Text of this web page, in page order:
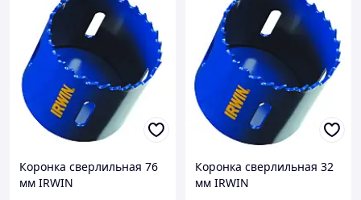
Коронка сверлильная 76
мм IRWIN
Коронка сверлильная 32
мм IRWIN